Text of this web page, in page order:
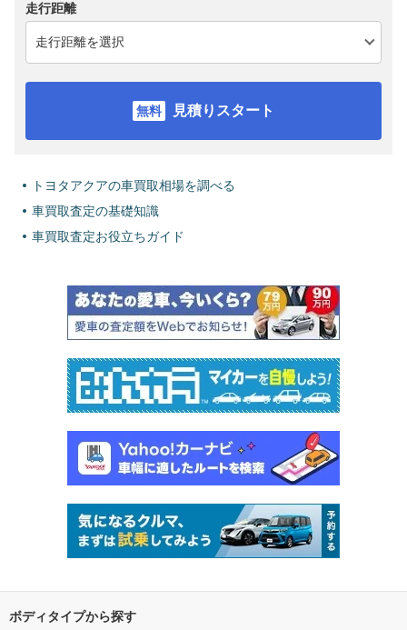
走行距離
見積りスタート
トヨタアクアの車買取相場を調べる
車買取査定の基礎知識
車買取査定お役立ちガイド
ボディタイプから探す